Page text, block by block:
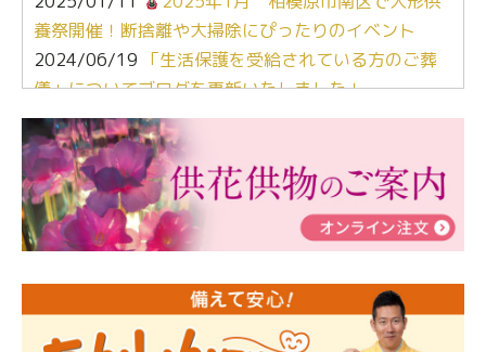
養祭開催！断捨離や大掃除にぴったりのイベント
2024/06/19 「生活保護を受給されている方のご葬
儀」についてブログを更新いたしました！
2024/03/06【終活なるほど教室】「マンガで学
ぶ！はじめてのお葬式」小さな家族葬ハウス®町田成
瀬 ご参加ありがとうございました！
2024/01/19令和6年能登半島地震災害の寄付のご報
告
人形供養 寄付のご報告
2023/12/16終活なるほど教室＠小さな家族葬ハウ